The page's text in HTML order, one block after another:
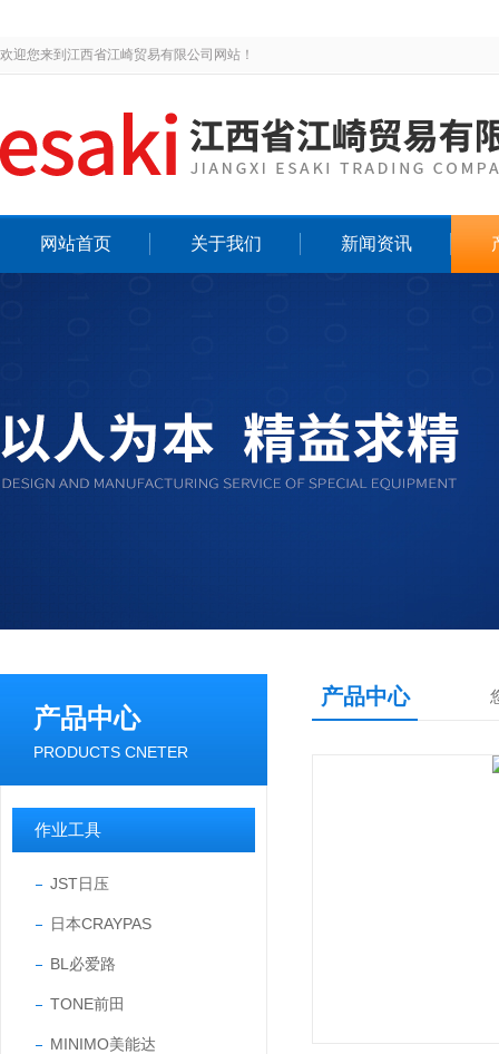
欢迎您来到江西省江崎贸易有限公司网站！
网站首页 关于我们 新闻资讯
产品中心
PRODUCTS CNETER
作业工具
JST日压
日本CRAYPAS
BL必爱路
TONE前田
MINIMO美能达
产品中心